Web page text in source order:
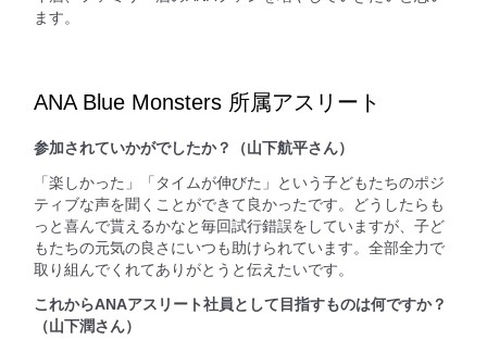
ます。
ANA Blue Monsters 所属アスリート
参加されていかがでしたか？（山下航平さん）
「楽しかった」「タイムが伸びた」という子どもたちのポジ
ティブな声を聞くことができて良かったです。どうしたらも
っと喜んで貰えるかなと毎回試行錯誤をしていますが、子ど
もたちの元気の良さにいつも助けられています。全部全力で
取り組んでくれてありがとうと伝えたいです。
これからANAアスリート社員として目指すものは何ですか？
（山下潤さん）